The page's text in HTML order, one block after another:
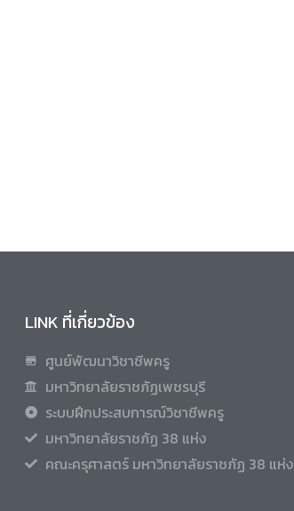
LINK ที่เกี่ยวข้อง
ศูนย์พัฒนาวิชาชีพครู
มหาวิทยาลัยราชภัฏเพชรบุรี
ระบบฝึกประสบการณ์วิชาชีพครู
มหาวิทยาลัยราชภัฏ 38 แห่ง
คณะครุศาสตร์ มหาวิทยาลัยราชภัฏ 38 แห่ง